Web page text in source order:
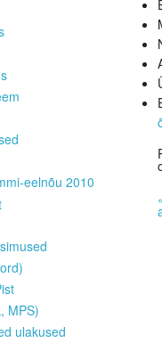
eelnõu 2010
MPS)
ulakused